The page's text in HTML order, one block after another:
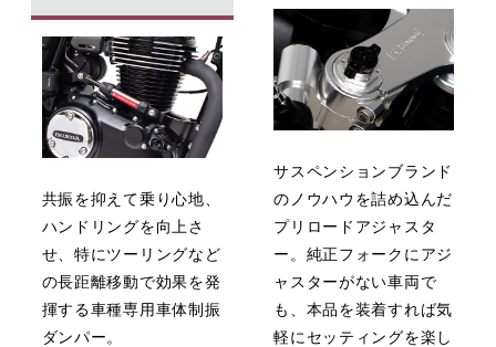
共振を抑えて乗り心地、
ハンドリングを向上さ
せ、特にツーリングなど
の長距離移動で効果を発
揮する車種専用車体制振
ダンパー。
サスペンションブランド
のノウハウを詰め込んだ
プリロードアジャスタ
ー。純正フォークにアジ
ャスターがない車両で
も、本品を装着すれば気
軽にセッティングを楽し